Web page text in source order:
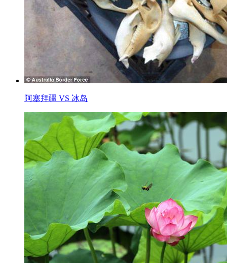
阿塞拜疆 VS 冰岛